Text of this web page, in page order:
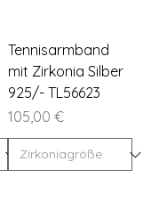
Tennisarmband
mit Zirkonia Silber
925/- TL56623
Preis
105,00 €